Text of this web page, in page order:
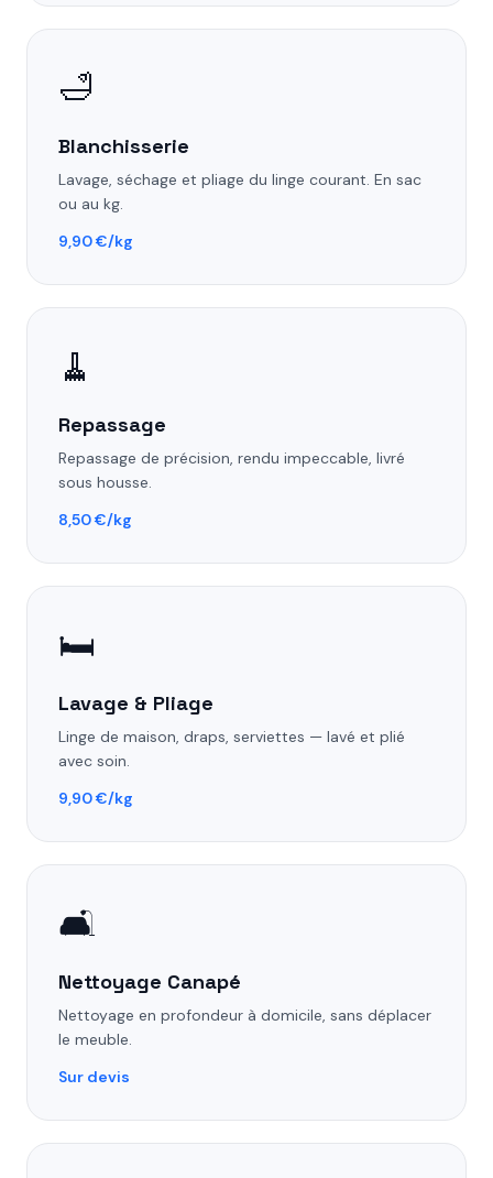
🛁
Blanchisserie
Lavage, séchage et pliage du linge courant. En sac
ou au kg.
9,90 €/kg
🧹
Repassage
Repassage de précision, rendu impeccable, livré
sous housse.
8,50 €/kg
🛏️
Lavage & Pliage
Linge de maison, draps, serviettes — lavé et plié
avec soin.
9,90 €/kg
🛋️
Nettoyage Canapé
Nettoyage en profondeur à domicile, sans déplacer
le meuble.
Sur devis